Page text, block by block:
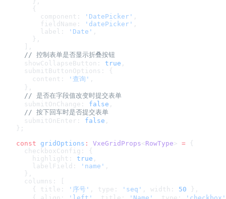
    {
      component:
'DatePicker' ,
      fieldName:
'datePicker' ,
      label:
'Date' ,
    },
  ],
  // 控制表单是否显示折叠按钮
  showCollapseButton:
true ,
  submitButtonOptions: {
    content:
'查询' ,
  },
  // 是否在字段值改变时提交表单
  submitOnChange:
false ,
  // 按下回车时是否提交表单
  submitOnEnter:
false ,
};
const gridOptions : VxeGridProps< RowType > = {
  checkboxConfig: {
    highlight:
true ,
    labelField:
'name' ,
  },
  columns: [
    { title:
'序号' , type: 'seq' , width: 50 },